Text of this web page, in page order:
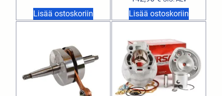
Lisää ostoskoriin Lisää ostoskoriin